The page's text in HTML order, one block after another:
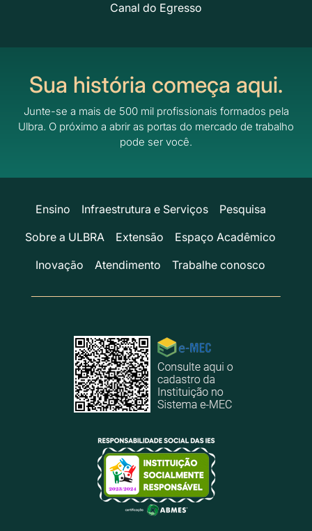
Canal do Egresso
Sua história começa aqui.
Junte-se a mais de 500 mil profissionais formados pela
Ulbra. O próximo a abrir as portas do mercado de trabalho
pode ser você.
Ensino Infraestrutura e Serviços
Pesquisa
Sobre a ULBRA
Extensão
Espaço Acadêmico
Inovação
Atendimento Trabalhe conosco